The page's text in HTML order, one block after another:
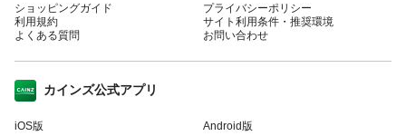
ショッピングガイド
利用規約
よくある質問
プライバシーポリシー
サイト利用条件・推奨環境
お問い合わせ
カインズ公式アプリ
iOS版 Android版